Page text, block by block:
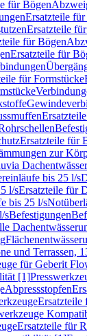
für Bögen
Ersatzteile
Ersatzteile
für Bögen
Ersatzteile für
für Formstücke
Ersatzteile für
zur
bis 25 l/s
l/sErsatzteile für
bis 25 l/s
sBefestigungen
und Terrassen,
für Geberit
[1]
Abpressstopfen
Ersatzteile
Ersatzteile für